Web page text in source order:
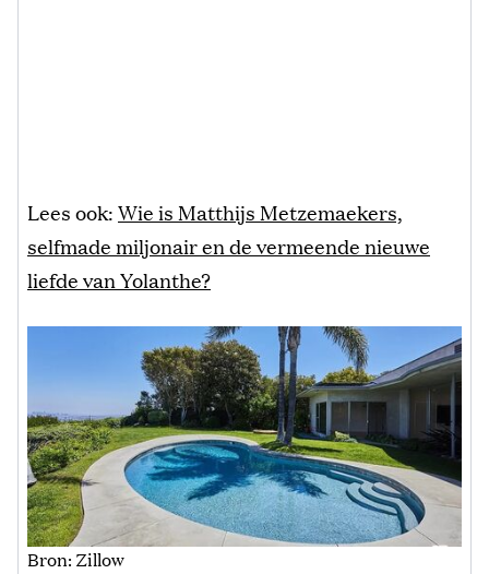
Lees ook:Wie is Matthijs Metzemaekers,
selfmade miljonair en de vermeende nieuwe
liefde van Yolanthe?
Bron: Zillow